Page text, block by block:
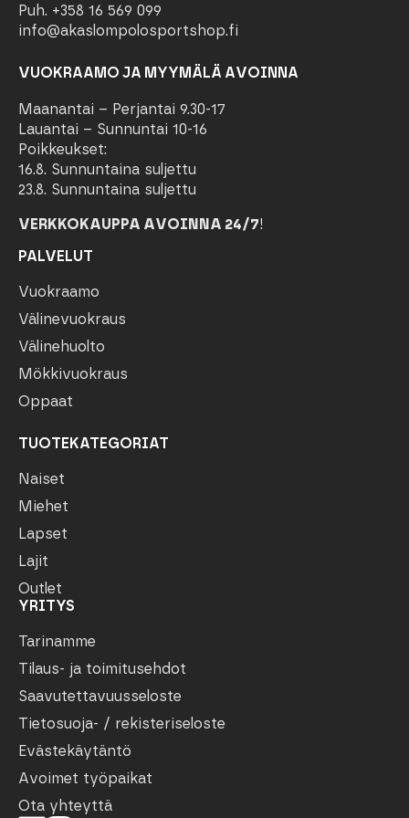
Puh. +358 16 569 099
info@akaslompolosportshop.fi
VUOKRAAMO JA MYYMÄLÄ AVOINNA
Maanantai – Perjantai 9.30-17
Lauantai – Sunnuntai 10-16
Poikkeukset:
16.8. Sunnuntaina suljettu
23.8. Sunnuntaina suljettu
VERKKOKAUPPA AVOINNA 24/7!
PALVELUT
Vuokraamo
Välinevuokraus
Välinehuolto
Mökkivuokraus
Oppaat
TUOTEKATEGORIAT
Naiset
Miehet
Lapset
Lajit
Outlet
YRITYS
Tarinamme
Tilaus- ja toimitusehdot
Saavutettavuusseloste
Tietosuoja- / rekisteriseloste
Evästekäytäntö
Avoimet työpaikat
Ota yhteyttä